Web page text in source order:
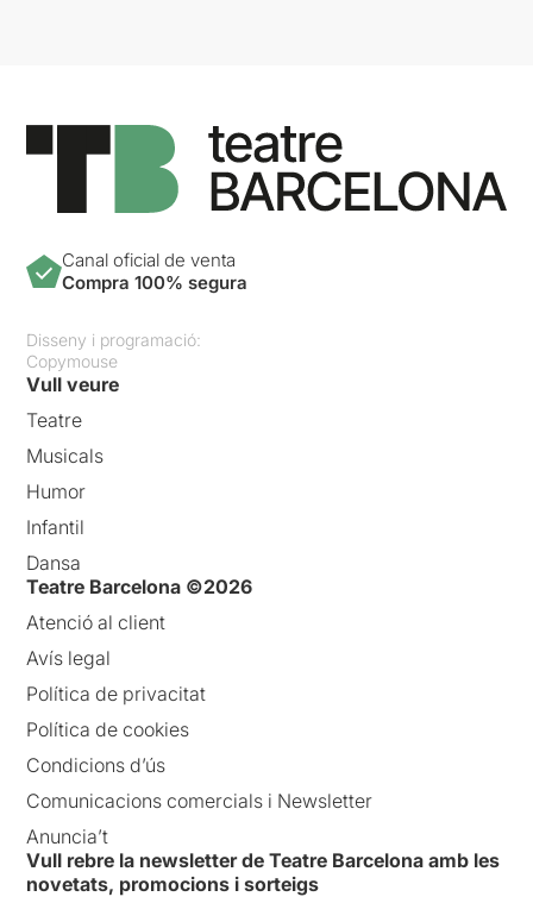
Canal oficial de venta
Compra 100% segura
Disseny i programació:
Copymouse
Vull veure
Teatre
Musicals
Humor
Infantil
Dansa
Teatre Barcelona ©2026
Atenció al client
Avís legal
Política de privacitat
Política de cookies
Condicions d’ús
Comunicacions comercials i Newsletter
Anuncia’t
Vull rebre la newsletter de Teatre Barcelona amb les
novetats, promocions i sorteigs